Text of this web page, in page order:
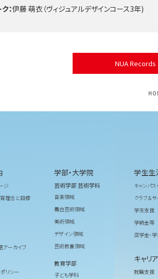
：伊藤 萌衣（ヴィジュアルデザインコース3年)
NUA Records
ジ
理念と目標
アーカイブ
リシー
学部・大学院
芸術学部 芸術学科
音楽領域
舞台芸術領域
美術領域
デザイン領域
芸術教養領域
教育学部
子ども学科
学生生
キャンパス
クラブ＆
学生支援
学納金等
奨学金・
キャリ
就職支援